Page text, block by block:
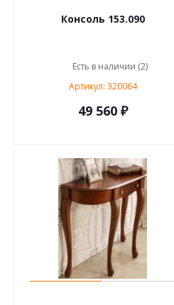
Консоль 153.090
Есть в наличии (2)
Артикул: 320064
49 560 ₽